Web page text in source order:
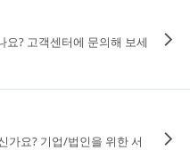
요? 고객센터에 문의해 보세
가요? 기업/법인을 위한 서